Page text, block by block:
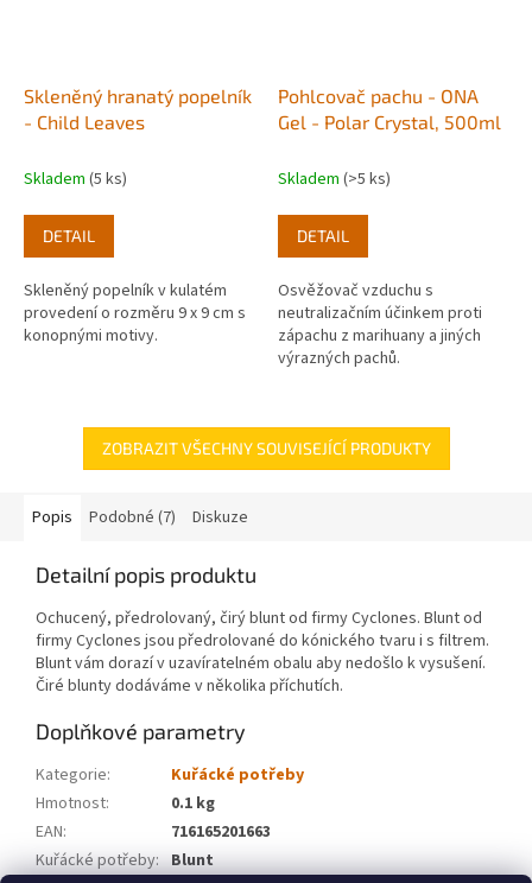
Skleněný hranatý popelník
- Child Leaves
Skladem (5 ks)
DETAIL
Skleněný popelník v kulatém
provedení o rozměru 9 x 9 cm s
konopnými motivy.
Pohlcovač pachu - ONA
Gel - Polar Crystal, 500ml
Skladem (>5 ks)
DETAIL
Osvěžovač vzduchu s
neutralizačním účinkem proti
zápachu z marihuany a jiných
výrazných pachů.
ZOBRAZIT VŠECHNY SOUVISEJÍCÍ PRODUKTY
Popis Podobné (7) Diskuze
Detailní popis produktu
Ochucený, předrolovaný, čirý blunt od firmy Cyclones. Blunt od
firmy Cyclones jsou předrolované do kónického tvaru i s filtrem.
Blunt vám dorazí v uzavíratelném obalu aby nedošlo k vysušení.
Čiré blunty dodáváme v několika příchutích.
Doplňkové parametry
Kategorie:
Kuřácké potřeby
Hmotnost:
0.1 kg
EAN:
716165201663
Kuřácké potřeby: Blunt